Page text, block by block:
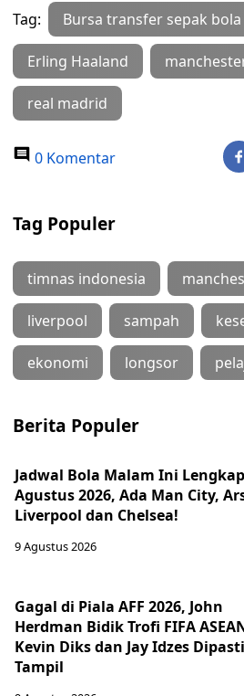
Tag: Bursa transfer sepak bola
Erling Haaland
real madrid
0 Komentar
Tag Populer
timnas indonesia
liverpool sampah
ekonomi longsor
Berita Populer
Jadwal Bola Malam Ini
Agustus 2026, Ada Man City,
Liverpool dan Chelsea!
9 Agustus 2026
Gagal di Piala AFF 2026, John
Herdman Bidik Trofi FIFA
Kevin Diks dan Jay Idzes
Tampil